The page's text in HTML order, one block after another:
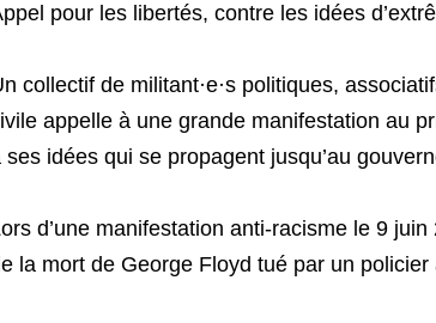
pour les libertés, contre les idées
collectif de militant·e·s politiques,
appelle à une grande manifestation au
ses idées qui se propagent jusqu’au
d’une manifestation anti-racisme le 9
la mort de George Floyd tué par un